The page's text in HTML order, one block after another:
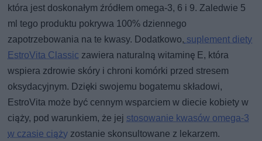
która jest doskonałym źródłem omega-3, 6 i 9. Zaledwie 5
ml tego produktu pokrywa 100% dziennego
zapotrzebowania na te kwasy. Dodatkowo, suplement diety
EstroVita Classic zawiera naturalną witaminę E, która
wspiera zdrowie skóry i chroni komórki przed stresem
oksydacyjnym. Dzięki swojemu bogatemu składowi,
EstroVita może być cennym wsparciem w diecie kobiety w
ciąży, pod warunkiem, że jej stosowanie kwasów omega-3
w czasie ciąży zostanie skonsultowane z lekarzem.